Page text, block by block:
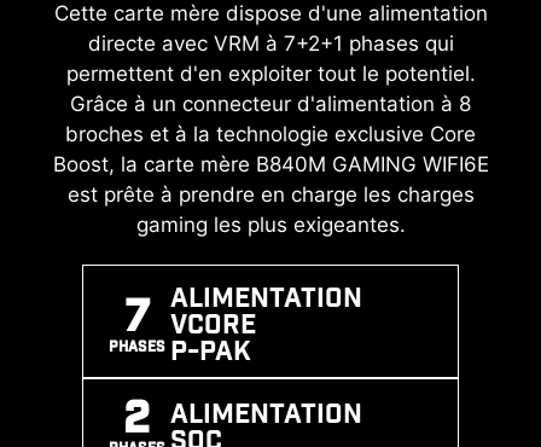
Cette carte mère dispose d'une alimentation
directe avec VRM à 7+2+1 phases qui
permettent d'en exploiter tout le potentiel.
Grâce à un connecteur d'alimentation à 8
broches et à la technologie exclusive Core
Boost, la carte mère B840M GAMING WIFI6E
est prête à prendre en charge les charges
gaming les plus exigeantes.
7
PHASES
ALIMENTATION
Vcore
P-PAK
2 ALIMENTATION
Faites un bond en avant en termes de
performances de mémoire grâce à la norme
DDR5 ! En associant un processus de soudage
CMS (composants montés en surface) avancé
et la technologie MSI Memory Boost, la carte
mère B840M GAMING WIFI6E est prête à
totalement redéfinir les performances mémoire.
SUPPORT
EXPO / A-
XMP
MEMORY
BOOST
SOUDAGE
Les diodes de suppression de tensions
transitoires (ou TVS) sont des composants de
protection contre la surtension. Tous les
modèles de cartes mères MSI sont équipés de
diodes Transil. Quand la tension augmente de
manière anormale, les diodes Transil passent
d'un état de haute résistance à un état de
faible résistance, et dévient alors la tension
circuit contre les dommages causés par la
surtension.